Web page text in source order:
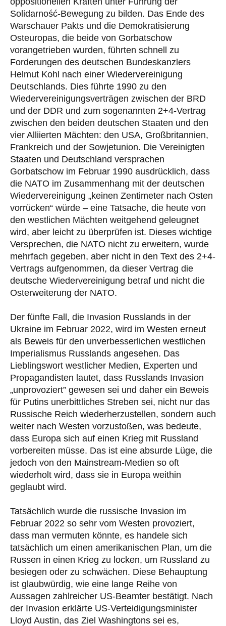
Solidarność-Bewegung zu bilden. Das Ende des
Warschauer Pakts und die Demokratisierung
Osteuropas, die beide von Gorbatschow
vorangetrieben wurden, führten schnell zu
Forderungen des deutschen Bundeskanzlers
Helmut Kohl nach einer Wiedervereinigung
Deutschlands. Dies führte 1990 zu den
Wiedervereinigungsverträgen zwischen der BRD
und der DDR und zum sogenannten 2+4-Vertrag
zwischen den beiden deutschen Staaten und den
vier Alliierten Mächten: den USA, Großbritannien,
Frankreich und der Sowjetunion. Die Vereinigten
Staaten und Deutschland versprachen
Gorbatschow im Februar 1990 ausdrücklich, dass
die NATO im Zusammenhang mit der deutschen
Wiedervereinigung „keinen Zentimeter nach Osten
vorrücken“ würde – eine Tatsache, die heute von
den westlichen Mächten weitgehend geleugnet
wird, aber leicht zu überprüfen ist. Dieses wichtige
Versprechen, die NATO nicht zu erweitern, wurde
mehrfach gegeben, aber nicht in den Text des 2+4-
Vertrags aufgenommen, da dieser Vertrag die
deutsche Wiedervereinigung betraf und nicht die
Osterweiterung der NATO.
Der fünfte Fall, die Invasion Russlands in der
Ukraine im Februar 2022, wird im Westen erneut
als Beweis für den unverbesserlichen westlichen
Imperialismus Russlands angesehen. Das
Lieblingswort westlicher Medien, Experten und
Propagandisten lautet, dass Russlands Invasion
„unprovoziert” gewesen sei und daher ein Beweis
für Putins unerbittliches Streben sei, nicht nur das
Russische Reich wiederherzustellen, sondern auch
weiter nach Westen vorzustoßen, was bedeute,
dass Europa sich auf einen Krieg mit Russland
vorbereiten müsse. Das ist eine absurde Lüge, die
jedoch von den Mainstream-Medien so oft
wiederholt wird, dass sie in Europa weithin
geglaubt wird.
Tatsächlich wurde die russische Invasion im
Februar 2022 so sehr vom Westen provoziert,
dass man vermuten könnte, es handele sich
tatsächlich um einen amerikanischen Plan, um die
Russen in einen Krieg zu locken, um Russland zu
besiegen oder zu schwächen. Diese Behauptung
ist glaubwürdig, wie eine lange Reihe von
Aussagen zahlreicher US-Beamter bestätigt. Nach
der Invasion erklärte US-Verteidigungsminister
Lloyd Austin, das Ziel Washingtons sei es,